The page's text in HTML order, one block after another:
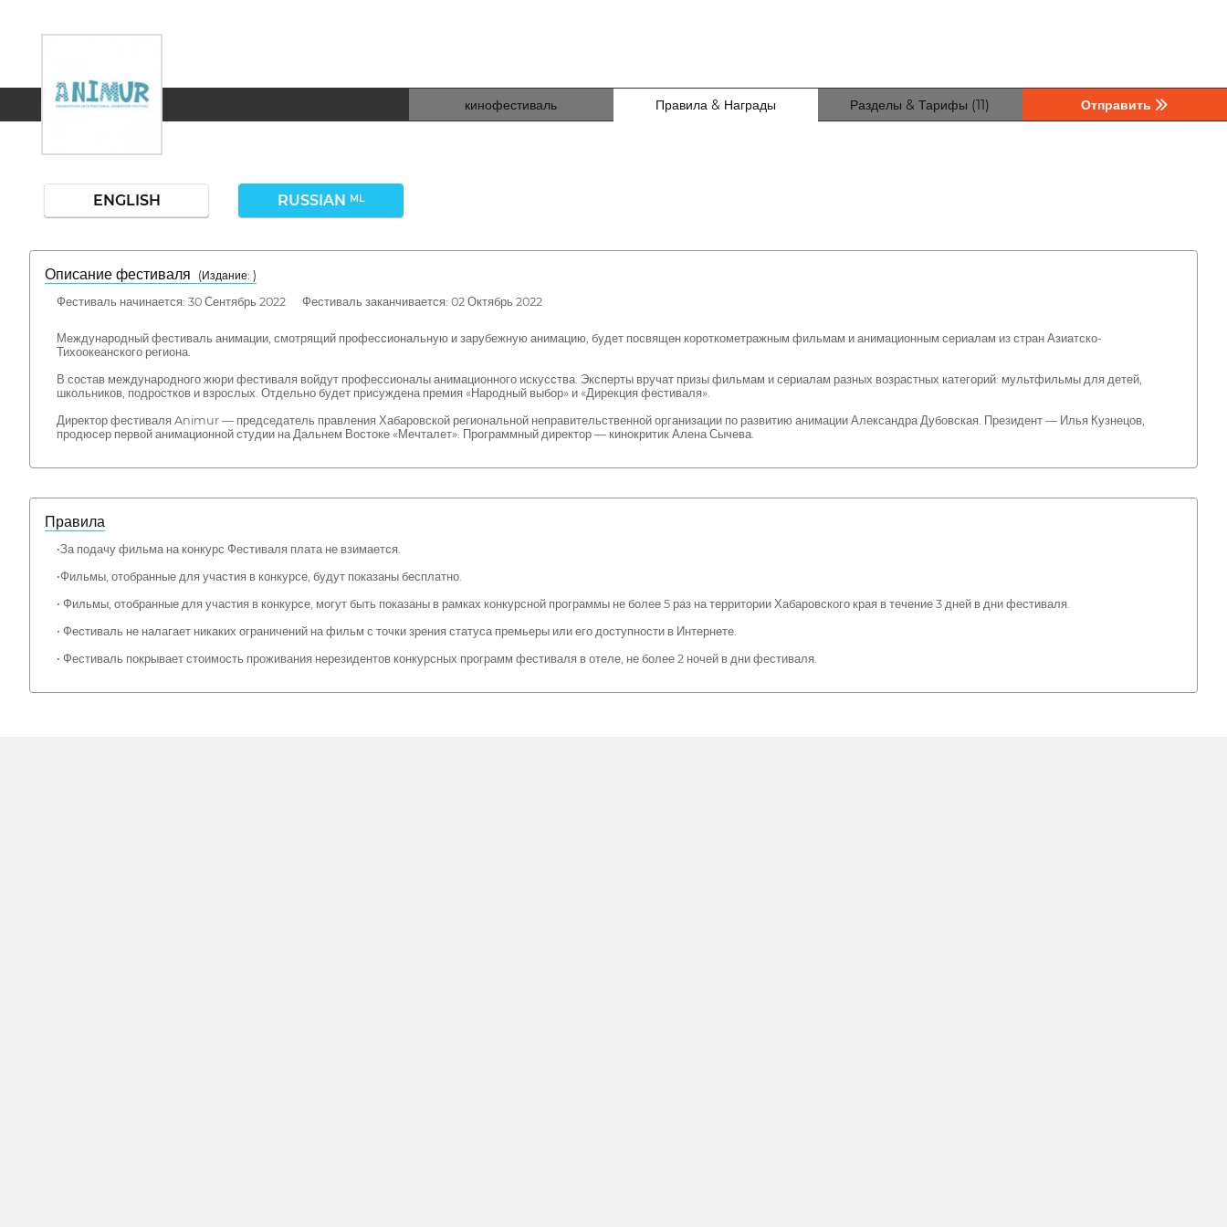
кинофестиваль Правила & Награды Разделы & Тарифы (11) Отправить
ENGLISH RUSSIAN ML
Описание фестиваля
( Издание: )
Фестиваль начинается: 30 Сентябрь 2022 Фестиваль заканчивается: 02 Октябрь 2022
Международный фестиваль анимации, смотрящий профессиональную и зарубежную анимацию, будет посвящен короткометражным фильмам и анимационным сериалам из стран Азиатско-
Тихоокеанского региона.
В состав международного жюри фестиваля войдут профессионалы анимационного искусства. Эксперты вручат призы фильмам и сериалам разных возрастных категорий: мультфильмы для детей,
школьников, подростков и взрослых. Отдельно будет присуждена премия «Народный выбор» и «Дирекция фестиваля».
Директор фестиваля Animur — председатель правления Хабаровской региональной неправительственной организации по развитию анимации Александра Дубовская. Президент — Илья Кузнецов,
продюсер первой анимационной студии на Дальнем Востоке «Мечталет». Программный директор — кинокритик Алена Сычева.
Правила
•За подачу фильма на конкурс Фестиваля плата не взимается.
•Фильмы, отобранные для участия в конкурсе, будут показаны бесплатно.
• Фильмы, отобранные для участия в конкурсе, могут быть показаны в рамках конкурсной программы не более 5 раз на территории Хабаровского края в течение 3 дней в дни фестиваля.
• Фестиваль не налагает никаких ограничений на фильм с точки зрения статуса премьеры или его доступности в Интернете.
• Фестиваль покрывает стоимость проживания нерезидентов конкурсных программ фестиваля в отеле, не более 2 ночей в дни фестиваля.